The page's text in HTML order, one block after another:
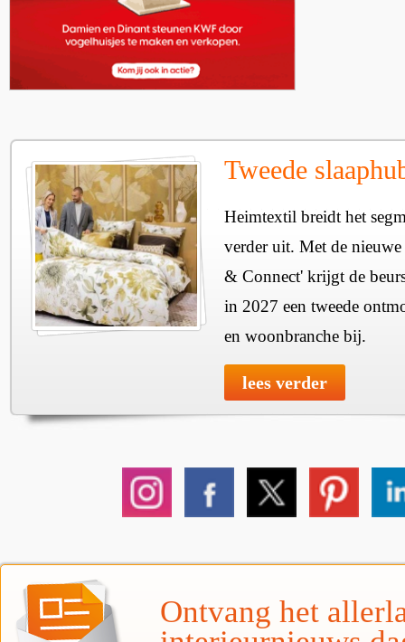
Tweede
Heimtextil breidt het
verder uit. Met de
& Connect' krijgt de
in 2027 een tweede
en woonbranche bij.
lees verder
Ontvang het